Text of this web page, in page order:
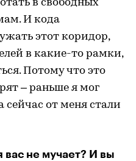
в свободных
И кода
этот коридор,
в какие-то рамки,
Потому что это
– раньше я мог
сейчас от меня стали
не мучает? И вы